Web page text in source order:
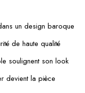
un design baroque
de haute qualité
soulignent son look
devient la pièce